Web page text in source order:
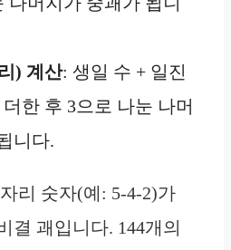
) 계산: 생일 수 + 일진
한 후 3으로 나눈 나머
니다.
리 숫자(예: 5-4-2)가
결 괘입니다. 144개의